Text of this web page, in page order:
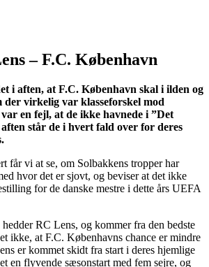
– F.C. København
i aften, at F.C. København skal i ilden og
der virkelig var klasseforskel mod
en fejl, at de ikke havnede i ”Det
står de i hvert fald over for deres
får vi at se, om Solbakkens tropper har
hvor det er sjovt, og beviser at det ikke
for de danske mestre i dette års UEFA
RC Lens, og kommer fra den bedste
ikke, at F.C. Københavns chance er mindre
er kommet skidt fra start i deres hjemlige
en flyvende sæsonstart med fem sejre, og